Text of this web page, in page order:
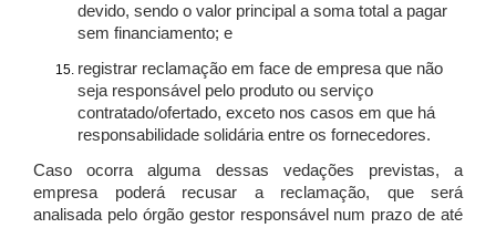
devido, sendo o valor principal a soma total a pagar
sem financiamento; e
registrar reclamação em face de empresa que não
seja responsável pelo produto ou serviço
contratado/ofertado, exceto nos casos em que há
responsabilidade solidária entre os fornecedores.
Caso ocorra alguma dessas vedações previstas, a
empresa poderá recusar a reclamação, que será
analisada pelo órgão gestor responsável num prazo de até